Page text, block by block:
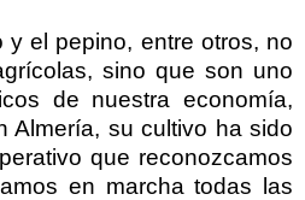
y el pepino, entre otros, no
sino que son uno
de nuestra economía,
Almería, su cultivo ha sido
que reconozcamos
en marcha todas las